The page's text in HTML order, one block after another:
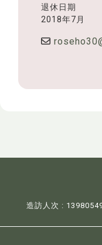
退休日期
2018年7月
造訪人次 :